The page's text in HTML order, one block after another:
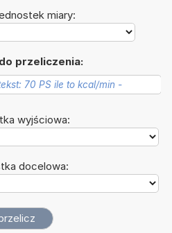
miary:
przeliczenia:
wyjściowa:
docelowa: